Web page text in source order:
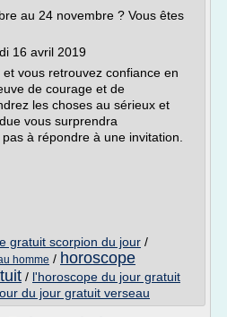
au 24 novembre ? Vous êtes
16 avril 2019
vous retrouvez confiance en
de courage et de
les choses au sérieux et
vous surprendra
à répondre à une invitation.
gratuit scorpion du jour /
homme / horoscope
/ l'horoscope du jour gratuit
du jour gratuit verseau